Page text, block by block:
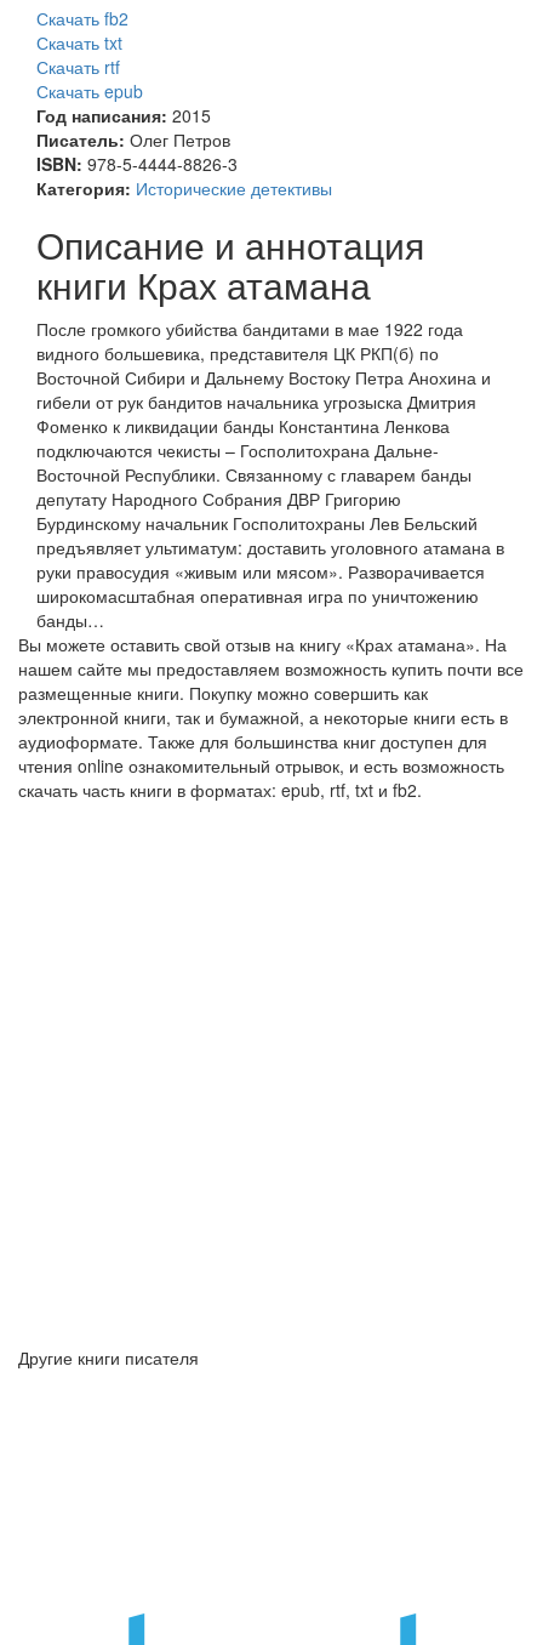
Скачать fb2
Скачать txt
Скачать rtf
Скачать epub
Год написания: 2015
Писатель: Олег Петров
ISBN: 978-5-4444-8826-3
Категория: Исторические детективы
Описание и аннотация
книги Крах атамана
После громкого убийства бандитами в мае 1922 года
видного большевика, представителя ЦК РКП(б) по
Восточной Сибири и Дальнему Востоку Петра Анохина и
гибели от рук бандитов начальника угрозыска Дмитрия
Фоменко к ликвидации банды Константина Ленкова
подключаются чекисты – Госполитохрана Дальне-
Восточной Республики. Связанному с главарем банды
депутату Народного Собрания ДВР Григорию
Бурдинскому начальник Госполитохраны Лев Бельский
предъявляет ультиматум: доставить уголовного атамана в
руки правосудия «живым или мясом». Разворачивается
широкомасштабная оперативная игра по уничтожению
банды…
Вы можете оставить свой отзыв на книгу «Крах атамана». На
нашем сайте мы предоставляем возможность купить почти все
размещенные книги. Покупку можно совершить как
электронной книги, так и бумажной, а некоторые книги есть в
аудиоформате. Также для большинства книг доступен для
чтения online ознакомительный отрывок, и есть возможность
скачать часть книги в форматах: epub, rtf, txt и fb2.
Другие книги писателя